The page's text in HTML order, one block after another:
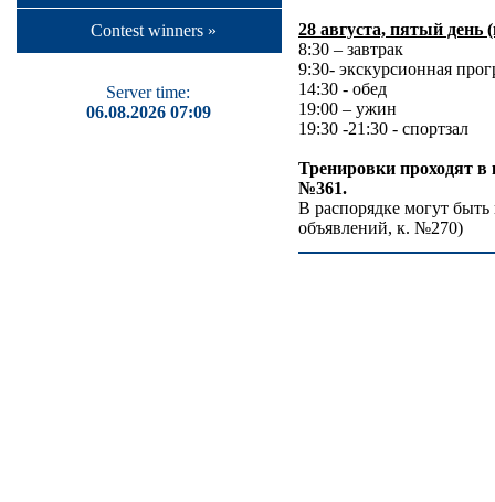
Contest winners »
Server time:
06.08.2026 07:09
28 августа, пятый день
8:30 – завтрак
9:30- экскурсионная
14:30 - обед
19:00 – ужин
19:30 -21:30 - спортзал
Тренировки проходят
№361.
В распорядке могут
объявлений, к. №270)